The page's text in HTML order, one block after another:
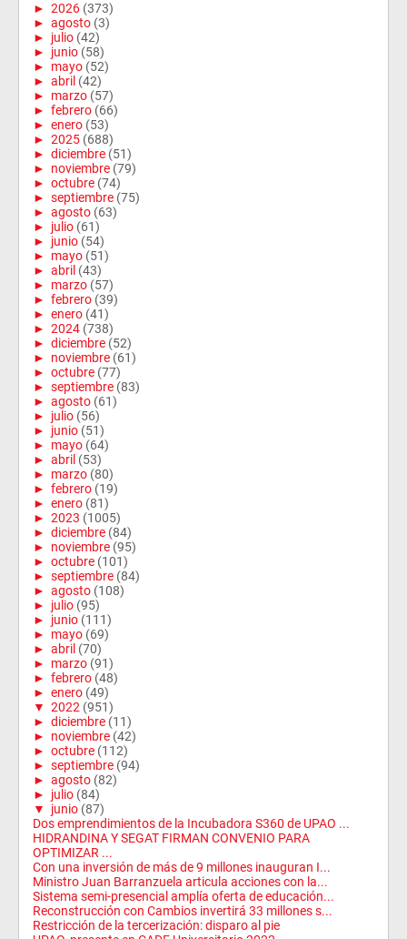
► 2026 (373)
► agosto (3)
► julio (42)
► junio (58)
► mayo (52)
► abril (42)
► marzo (57)
► febrero (66)
► enero (53)
► 2025 (688)
► diciembre (51)
► noviembre (79)
► octubre (74)
► septiembre (75)
► agosto (63)
► julio (61)
► junio (54)
► mayo (51)
► abril (43)
► marzo (57)
► febrero (39)
► enero (41)
► 2024 (738)
► diciembre (52)
► noviembre (61)
► octubre (77)
► septiembre (83)
► agosto (61)
► julio (56)
► junio (51)
► mayo (64)
► abril (53)
► marzo (80)
► febrero (19)
► enero (81)
► 2023 (1005)
► diciembre (84)
► noviembre (95)
► octubre (101)
► septiembre (84)
► agosto (108)
► julio (95)
► junio (111)
► mayo (69)
► abril (70)
► marzo (91)
► febrero (48)
► enero (49)
▼ 2022 (951)
► diciembre (11)
► noviembre (42)
► octubre (112)
► septiembre (94)
► agosto (82)
► julio (84)
▼
junio (87)
Dos emprendimientos de la Incubadora S360 de UPAO ...
HIDRANDINA Y SEGAT FIRMAN CONVENIO PARA
OPTIMIZAR ...
Con una inversión de más de 9 millones inauguran I...
Ministro Juan Barranzuela articula acciones con la...
Sistema semi-presencial amplía oferta de educación...
Reconstrucción con Cambios invertirá 33 millones s...
Restricción de la tercerización: disparo al pie